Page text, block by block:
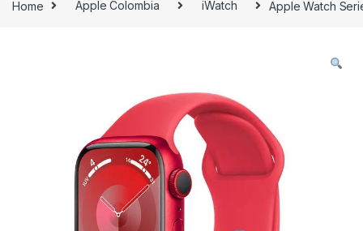
Home Apple Colombia iWatch Apple Watch